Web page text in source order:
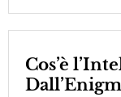
Cos’è l’Intelligenza Artificiale?